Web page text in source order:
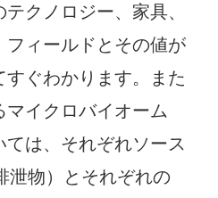
クノロジー、家具、
フィールドとその値が
ぐわかります。また
イクロバイオーム
は、それぞれソース
泄物）とそれぞれの